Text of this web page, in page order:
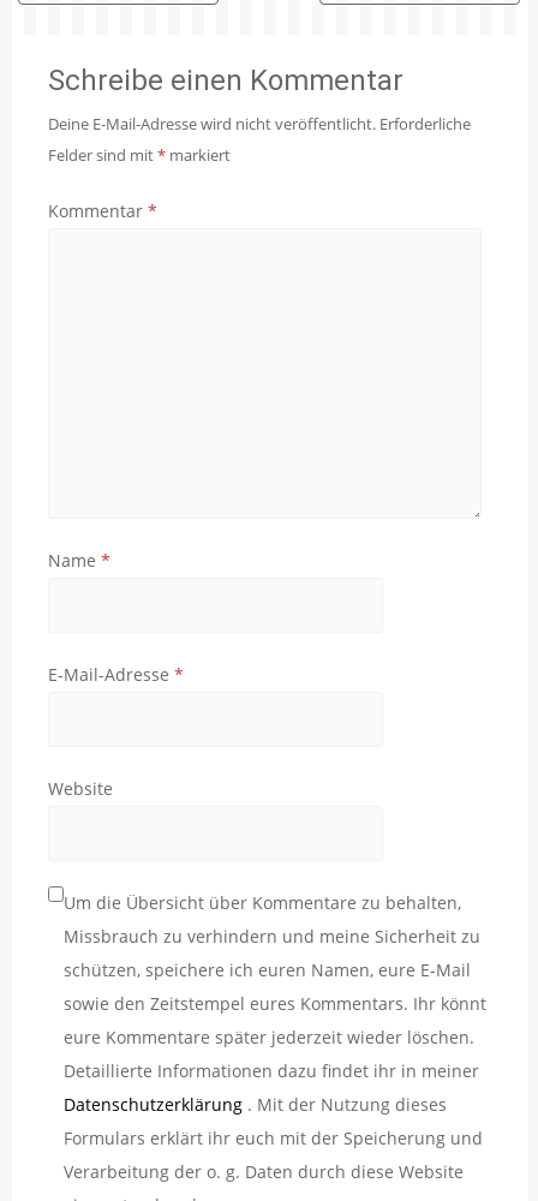
Schreibe einen Kommentar
Deine E-Mail-Adresse wird nicht veröffentlicht. Erforderliche
Felder sind mit* markiert
Kommentar *
Name *
E-Mail-Adresse *
Website
Um die Übersicht über Kommentare zu behalten,
Missbrauch zu verhindern und meine Sicherheit zu
schützen, speichere ich euren Namen, eure E-Mail
sowie den Zeitstempel eures Kommentars. Ihr könnt
eure Kommentare später jederzeit wieder löschen.
Detaillierte Informationen dazu findet ihr in meiner
Datenschutzerklärung . Mit der Nutzung dieses
Formulars erklärt ihr euch mit der Speicherung und
Verarbeitung der o. g. Daten durch diese Website